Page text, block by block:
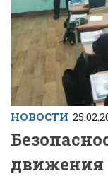
НОВОСТИ
движения